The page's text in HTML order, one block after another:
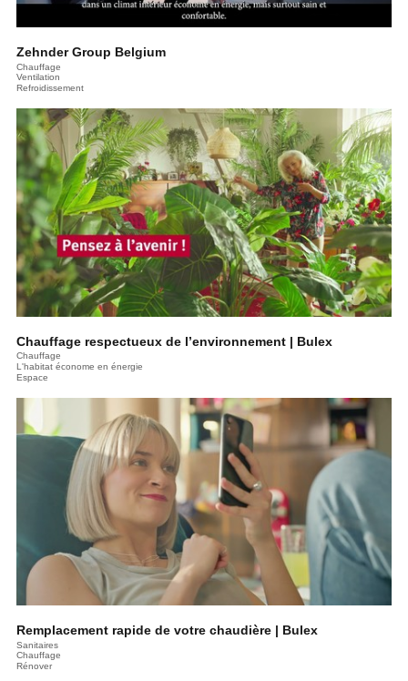
Zehnder Group Belgium
Chauffage
Ventilation
Refroidissement
Chauffage respectueux de l’environnement | Bulex
Chauffage
L'habitat économe en énergie
Espace
Remplacement rapide de votre chaudière | Bulex
Sanitaires
Chauffage
Rénover